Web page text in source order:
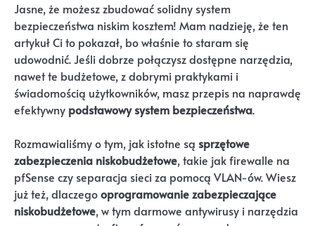
Jasne, że możesz zbudować solidny system
bezpieczeństwa niskim kosztem! Mam nadzieję, że ten
artykuł Ci to pokazał, bo właśnie to staram się
udowodnić. Jeśli dobrze połączysz dostępne narzędzia,
nawet te budżetowe, z dobrymi praktykami i
świadomością użytkowników, masz przepis na naprawdę
efektywny podstawowy system bezpieczeństwa.
Rozmawialiśmy o tym, jak istotne są sprzętowe
zabezpieczenia niskobudżetowe, takie jak firewalle na
pfSense czy separacja sieci za pomocą VLAN-ów. Wiesz
już też, dlaczegooprogramowanie zabezpieczające
niskobudżetowe, w tym darmowe antywirusy i narzędzia